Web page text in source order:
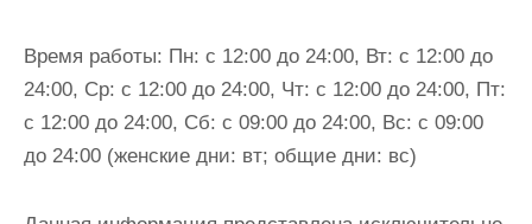
Время работы: Пн: с 12:00 до 24:00, Вт: с 12:00 до
24:00, Ср: с 12:00 до 24:00, Чт: с 12:00 до 24:00, Пт:
с 12:00 до 24:00, Сб: с 09:00 до 24:00, Вс: с 09:00
до 24:00 (женские дни: вт; общие дни: вс)